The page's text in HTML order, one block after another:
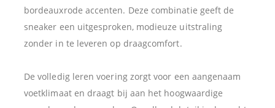
bordeauxrode accenten. Deze combinatie geeft de
sneaker een uitgesproken, modieuze uitstraling
zonder in te leveren op draagcomfort.
De volledig leren voering zorgt voor een aangenaam
voetklimaat en draagt bij aan het hoogwaardige